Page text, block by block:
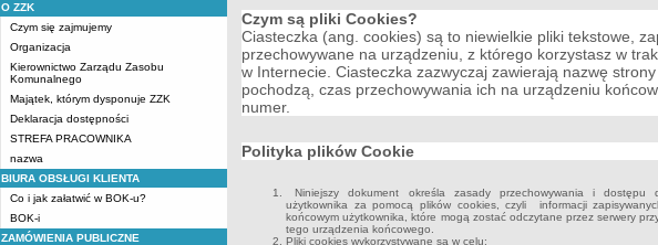
O ZZK
Czym się zajmujemy
Organizacja
Kierownictwo Zarządu Zasobu
Komunalnego
Majątek, którym dysponuje ZZK
Deklaracja dostępności
STREFA PRACOWNIKA
nazwa
BIURA OBSŁUGI KLIENTA
Co i jak załatwić w BOK-u?
BOK-i
ZAMÓWIENIA PUBLICZNE
Czym są pliki Cookies?
Ciasteczka (ang. cookies) są to niewielkie pliki tekstowe,
przechowywane na urządzeniu, z którego korzystasz w
w Internecie. Ciasteczka zazwyczaj zawierają nazwę
pochodzą, czas przechowywania ich na urządzeniu
numer.
Polityka plików Cookie
Niniejszy dokument określa zasady przechowywania i dostępu
użytkownika za pomocą plików cookies, czyli informacji
końcowym użytkownika, które mogą zostać odczytane przez serwery
tego urządzenia końcowego.
Pliki cookies wykorzystywane są w celu: